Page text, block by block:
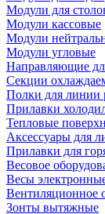
Модули для
Модули кассовые
Модули
Модули угловые
Направляющие
Секции
Полки для линии
Прилавки
Тепловые
Аксессуары для
Прилавки для
Весовое
Весы
Вентиляционное
Зонты вытяжные